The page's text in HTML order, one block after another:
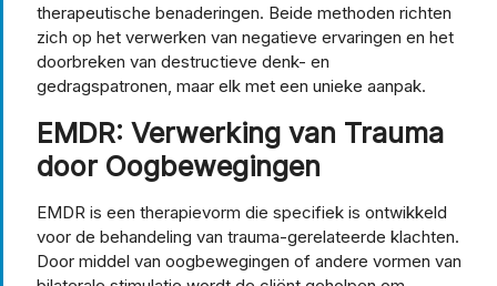
therapeutische benaderingen. Beide methoden richten
zich op het verwerken van negatieve ervaringen en het
doorbreken van destructieve denk- en
gedragspatronen, maar elk met een unieke aanpak.
EMDR: Verwerking van Trauma
door Oogbewegingen
EMDR is een therapievorm die specifiek is ontwikkeld
voor de behandeling van trauma-gerelateerde klachten.
Door middel van oogbewegingen of andere vormen van